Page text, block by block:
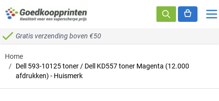
Ga naar de inhoud
Gratis verzending boven €50
Home
/ Dell 593-10125 toner / Dell KD557 toner Magenta (12.000
afdrukken) - Huismerk